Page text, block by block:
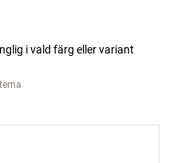
i vald färg eller variant